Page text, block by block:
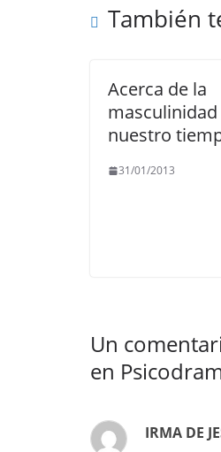
o
También
Acerca de la
masculinidad
nuestro
31/01/2013
Un
en
IRMA DE